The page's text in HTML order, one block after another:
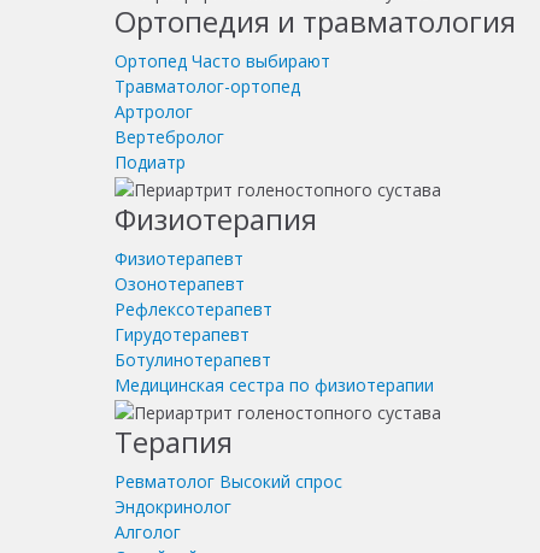
Ортопедия и травматология
Ортопед Часто выбирают
Травматолог-ортопед
Артролог
Вертебролог
Подиатр
Физиотерапия
Физиотерапевт
Озонотерапевт
Рефлексотерапевт
Гирудотерапевт
Ботулинотерапевт
Медицинская сестра по физиотерапии
Терапия
Ревматолог Высокий спрос
Эндокринолог
Алголог